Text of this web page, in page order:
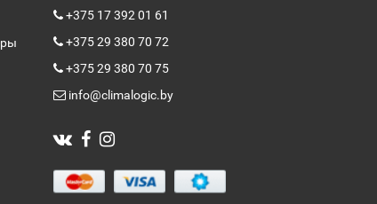
+375 17 392 01 61
+375 29 380 70 72
+375 29 380 70 75
info@climalogic.by